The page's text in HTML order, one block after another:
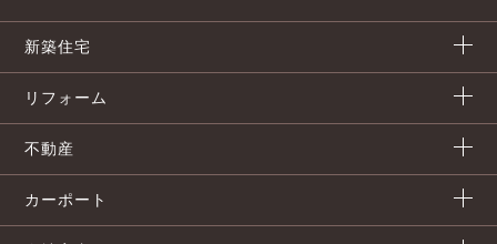
新築住宅
リフォーム
不動産
カーポート